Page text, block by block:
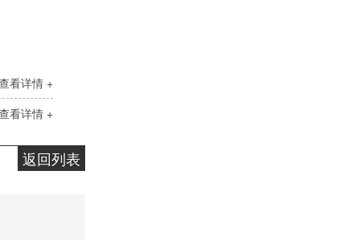
看详情 +
看详情 +
返回列表